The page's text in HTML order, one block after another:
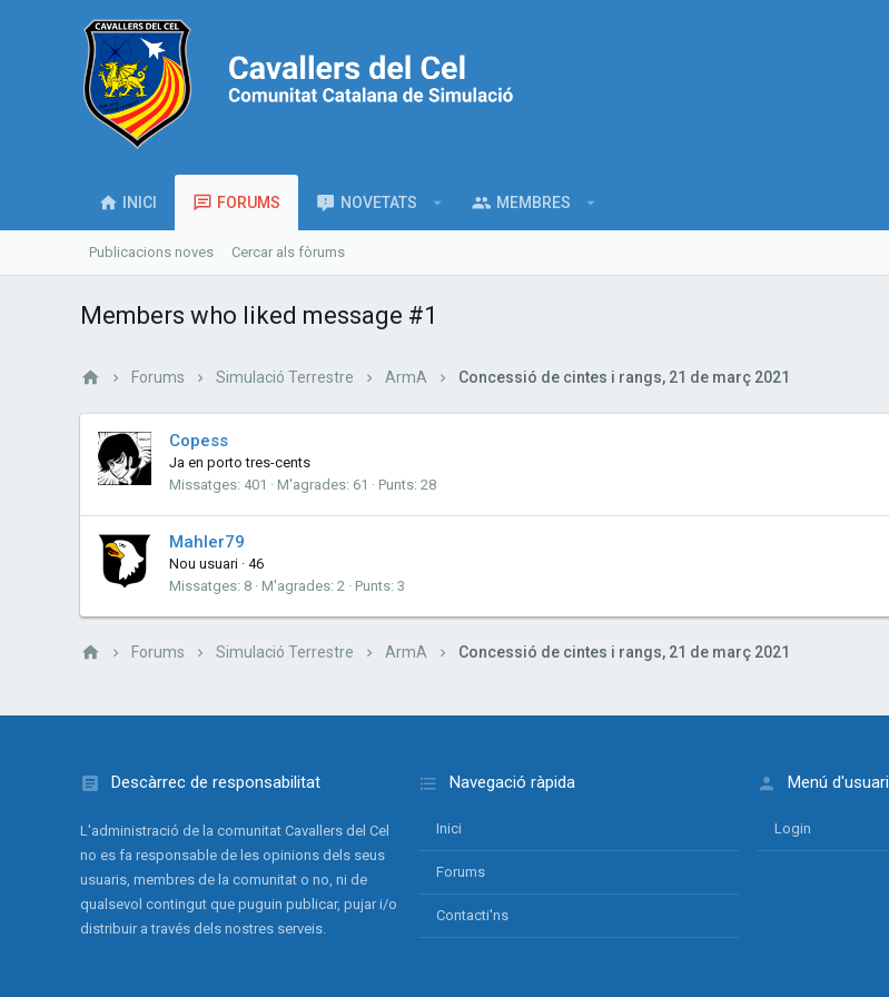
INICI FORUMS NOVETATS MEMBRES
Publicacions noves Cercar als fòrums
Members who liked message #1
Forums Simulació Terrestre ArmA Concessió de cintes i rangs, 21 de març 2021
Copess
Ja en porto tres-cents
Missatges 401 M'agrades 61 Punts 28
Mahler79
Nou usuari · 46
Missatges 8 M'agrades 2 Punts 3
Forums Simulació Terrestre ArmA Concessió de cintes i rangs, 21 de març 2021
Descàrrec de responsabilitat
L'administració de la comunitat Cavallers del Cel
no es fa responsable de les opinions dels seus
usuaris, membres de la comunitat o no, ni de
qualsevol contingut que puguin publicar, pujar i/o
distribuir a través dels nostres serveis.
Navegació ràpida
Inici
Forums
Contacti'ns
Menú d'usuari
Login